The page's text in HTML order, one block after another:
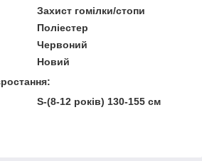
Захист гомілки/стопи
Поліестер
Червоний
Новий
S-(8-12 років) 130-155 см